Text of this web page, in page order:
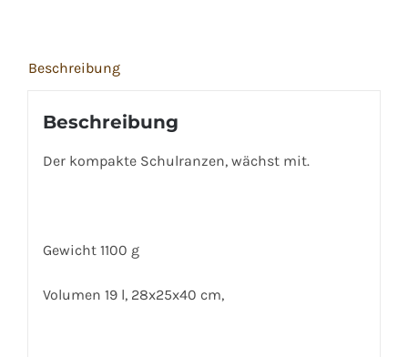
Beschreibung
Beschreibung
Der kompakte Schulranzen, wächst mit.
Gewicht 1100 g
Volumen 19 l, 28x25x40 cm,